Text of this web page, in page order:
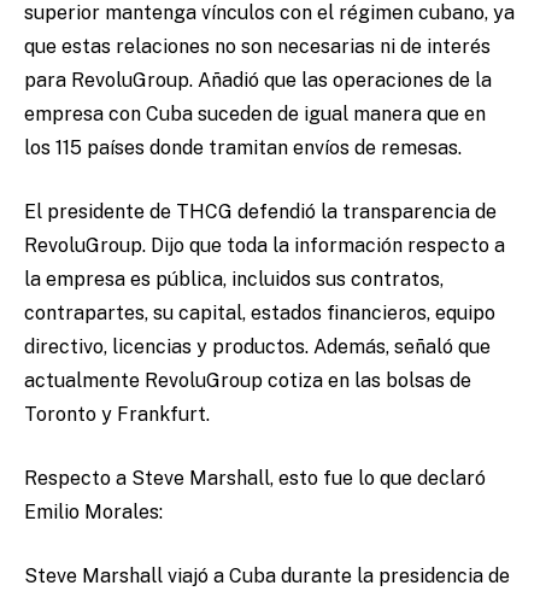
superior mantenga vínculos con el régimen cubano, ya
que estas relaciones no son necesarias ni de interés
para RevoluGroup. Añadió que las operaciones de la
empresa con Cuba suceden de igual manera que en
los 115 países donde tramitan envíos de remesas.
El presidente de THCG defendió la transparencia de
RevoluGroup. Dijo que toda la información respecto a
la empresa es pública, incluidos sus contratos,
contrapartes, su capital, estados financieros, equipo
directivo, licencias y productos. Además, señaló que
actualmente RevoluGroup cotiza en las bolsas de
Toronto y Frankfurt.
Respecto a Steve Marshall, esto fue lo que declaró
Emilio Morales:
Steve Marshall viajó a Cuba durante la presidencia de